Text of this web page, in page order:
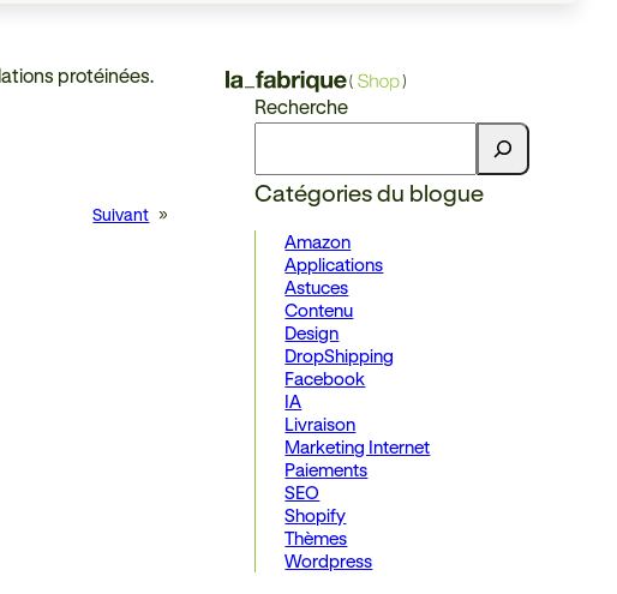
protéinées.
Suivant »
Recherche
Catégories du blogue
Amazon
Applications
Astuces
Contenu
Design
DropShipping
Facebook
IA
Livraison
Marketing Internet
Paiements
SEO
Shopify
Thèmes
Wordpress